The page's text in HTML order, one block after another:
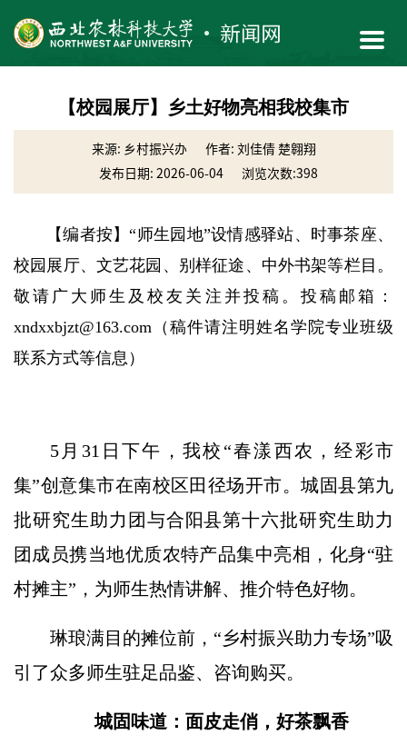
【校园展厅】乡土好物亮相我校集市
来源: 乡村振兴办
作者: 刘佳倩 楚翱翔
发布日期: 2026-06-04
浏览次数:398
【编者按】“师生园地”设情感驿站、时事茶座、
校园展厅、文艺花园、别样征途、中外书架等栏目。
敬请广大师生及校友关注并投稿。投稿邮箱：
xndxxbjzt@163.com（稿件请注明姓名学院专业班级
联系方式等信息）
5月31日下午，我校“春漾西农，经彩市
集”创意集市在南校区田径场开市。城固县第九
批研究生助力团与合阳县第十六批研究生助力
团成员携当地优质农特产品集中亮相，化身“驻
村摊主”，为师生热情讲解、推介特色好物。
琳琅满目的摊位前，“乡村振兴助力专场”吸
引了众多师生驻足品鉴、咨询购买。
城固味道：面皮走俏，好茶飘香